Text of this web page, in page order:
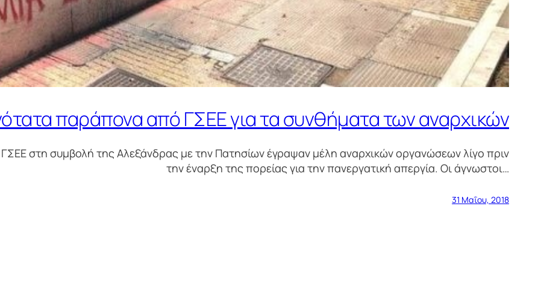
παράπονα από ΓΣΕΕ για τα συνθήματα των αναρχικών
στη συμβολή της Αλεξάνδρας με την Πατησίων έγραψαν μέλη αναρχικών οργανώσεων λίγο πριν
την έναρξη της πορείας για την πανεργατική απεργία. Οι άγνωστοι…
31 Μαΐου, 2018